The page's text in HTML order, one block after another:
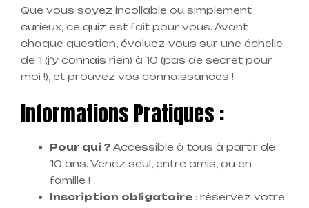
Que vous soyez incollable ou simplement
curieux, ce quiz est fait pour vous. Avant
chaque question, évaluez-vous sur une échelle
de 1 (j’y connais rien) à 10 (pas de secret pour
moi !), et prouvez vos connaissances !
Informations Pratiques :
Pour qui ? Accessible à tous à partir de
10 ans. Venez seul, entre amis, ou en
famille !
Inscription obligatoire : réservez votre